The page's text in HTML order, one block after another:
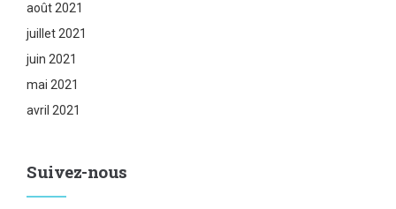
août 2021
juillet 2021
juin 2021
mai 2021
avril 2021
Suivez-nous